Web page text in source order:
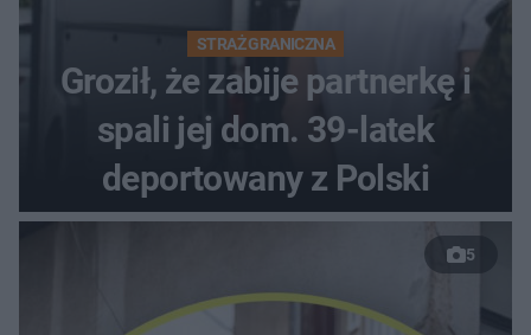
STRAŻ GRANICZNA
Groził, że zabije partnerkę i
spali jej dom. 39-latek
deportowany z Polski
5